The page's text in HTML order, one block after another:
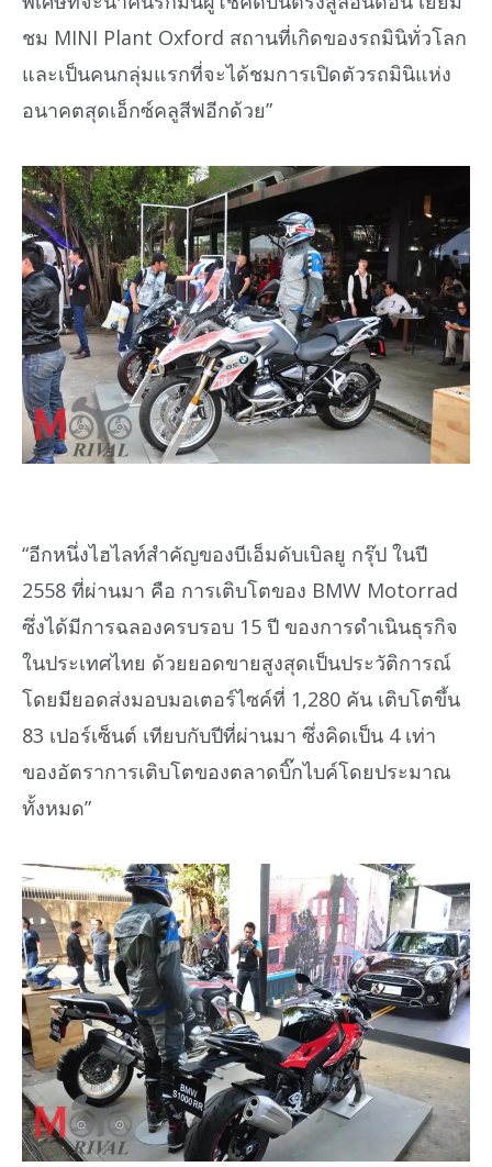
ชม MINI Plant Oxford สถานที่เกิดของรถมินิทั่วโลก
และเป็นคนกลุ่มแรกที่จะได้ชมการเปิดตัวรถมินิแห่ง
อนาคตสุดเอ็กซ์คลูสีฟอีกด้วย”
“อีกหนึ่งไฮไลท์สำคัญของบีเอ็มดับเบิลยู กรุ๊ป ในปี
2558 ที่ผ่านมา คือ การเติบโตของ BMW Motorrad
ซึ่งได้มีการฉลองครบรอบ 15 ปี ของการดำเนินธุรกิจ
ในประเทศไทย ด้วยยอดขายสูงสุดเป็นประวัติการณ์
โดยมียอดส่งมอบมอเตอร์ไซค์ที่ 1,280 คัน เติบโตขึ้น
83 เปอร์เซ็นต์ เทียบกับปีที่ผ่านมา ซึ่งคิดเป็น 4 เท่า
ของอัตราการเติบโตของตลาดบิ๊กไบค์โดยประมาณ
ทั้งหมด”